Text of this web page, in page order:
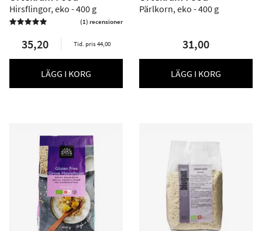
Hirsflingor, eko - 400 g
 (1) recensioner
35,20 Tid. pris 44,00
LÄGG I KORG
Pärlkorn, eko - 400 g
31,00
LÄGG I KORG